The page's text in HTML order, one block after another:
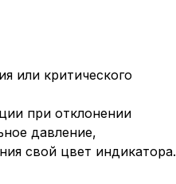
или критического
при отклонении
давление,
свой цвет индикатора.